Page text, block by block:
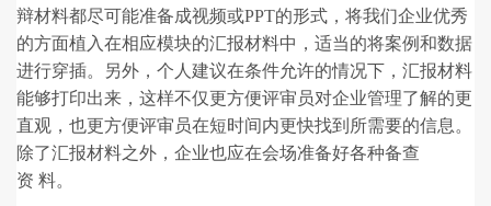
辩材料都尽可能准备成视频或PPT的形式，将我们企业优秀
的方面植入在相应模块的汇报材料中，适当的将案例和数据
进行穿插。另外，个人建议在条件允许的情况下，汇报材料
能够打印出来，这样不仅更方便评审员对企业管理了解的更
直观，也更方便评审员在短时间内更快找到所需要的信息。
除了汇报材料之外，企业也应在会场准备好各种备查
资 料。